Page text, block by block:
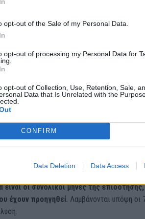
opt-out of the Sale of my Personal Data.
opt-out of processing my Personal Data for
opt-out of Collection, Use, Retention, Sale,
Data that Is Unrelated with the
CONFIRM
Data Deletion Data Access
βασικό ποσό, προβλέπεται και
από 2% έως και 30% η οποία υπολογίζεται
Αυτή δίνεται μόνο σε όσους έχουν πάνω
μέχρι τη στιγμή απόλυσής τους.
40% για ένα έμμεσα ασφαλισμένο μέλος στο
αλλά και 20 ευρώ για κάθε
δεν μπορεί να ξεπερνά τα 100 ευρώ τον
οι συνολικοί μήνες της
έχουν προηγηθεί . Λαμβάνονται υπόψη οι